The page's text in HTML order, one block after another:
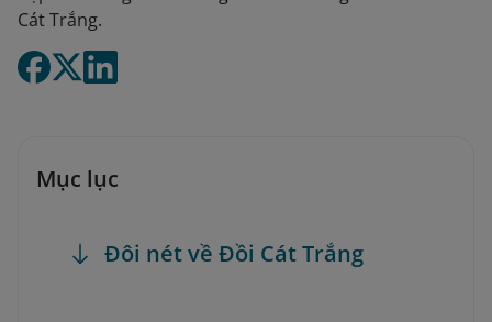
Cát Trắng.
Mục lục
Đôi nét về Đồi Cát Trắng